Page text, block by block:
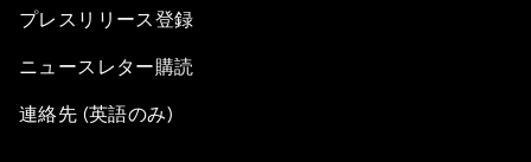
プレスリリース登録
ニュースレター購読
連絡先 (英語のみ)